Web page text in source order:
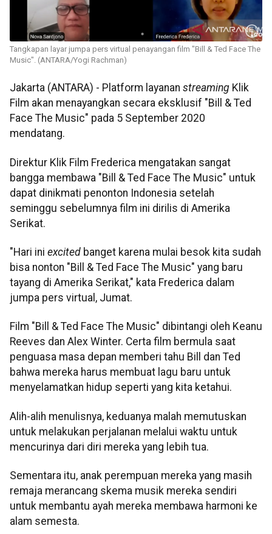
Tangkapan layar jumpa pers virtual penayangan film "Bill & Ted Face The
Music". (ANTARA/Yogi Rachman)
Jakarta (ANTARA) - Platform layanan streaming Klik
Film akan menayangkan secara eksklusif "Bill & Ted
Face The Music" pada 5 September 2020
mendatang.
Direktur Klik Film Frederica mengatakan sangat
bangga membawa "Bill & Ted Face The Music" untuk
dapat dinikmati penonton Indonesia setelah
seminggu sebelumnya film ini dirilis di Amerika
Serikat.
"Hari ini excited banget karena mulai besok kita sudah
bisa nonton "Bill & Ted Face The Music" yang baru
tayang di Amerika Serikat," kata Frederica dalam
jumpa pers virtual, Jumat.
Film "Bill & Ted Face The Music" dibintangi oleh Keanu
Reeves dan Alex Winter. Certa film bermula saat
penguasa masa depan memberi tahu Bill dan Ted
bahwa mereka harus membuat lagu baru untuk
menyelamatkan hidup seperti yang kita ketahui.
Alih-alih menulisnya, keduanya malah memutuskan
untuk melakukan perjalanan melalui waktu untuk
mencurinya dari diri mereka yang lebih tua.
Sementara itu, anak perempuan mereka yang masih
remaja merancang skema musik mereka sendiri
untuk membantu ayah mereka membawa harmoni ke
alam semesta.